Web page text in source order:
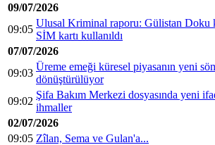
09/07/2026
09:05
Ulusal Kriminal raporu: Gülistan Doku
SİM kartı kullanıldı
07/07/2026
09:03
Üreme emeği küresel piyasanın yeni
dönüştürülüyor
09:02
Şifa Bakım Merkezi dosyasında yeni
ihmaller
02/07/2026
09:05 Zîlan, Sema ve Gulan'a...